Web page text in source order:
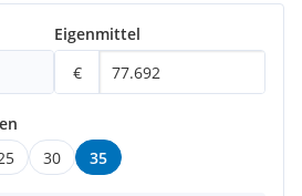
Eigenmittel
€
30 35